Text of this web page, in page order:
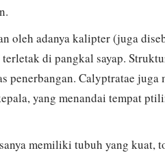
oleh adanya kalipter (juga
di pangkal sayap.
penerbangan. Calyptratae
yang menandai tempat
memiliki tubuh yang kuat,